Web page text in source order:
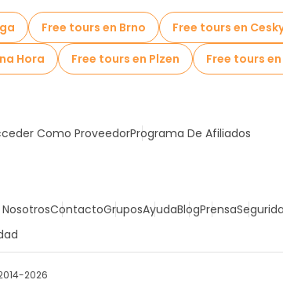
Free tours en Brno Free tours en
Hora
Free tours en Plzen Free tours
Como ProveedorPrograma De Afiliados
ContactoGruposAyudaBlogPrensa
2026